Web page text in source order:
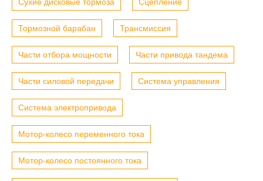
Тормозной барабан Трансмиссия
Части отбора мощности Части привода тандема
Части силовой передачи Система управления
Система электропривода
Мотор-колесо переменного тока
Мотор-колесо постоянного тока